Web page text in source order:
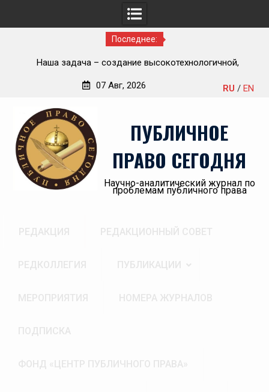
Последнее:
создание высокотехнологичной,
системы России
Приветствие Статс-
Олеговича
юридического
RU /EN
07 Авг, 2026
содержимому
ПУБЛИЧНОЕ
ПРАВО СЕГОДНЯ
Научно-аналитический журнал по
проблемам публичного права